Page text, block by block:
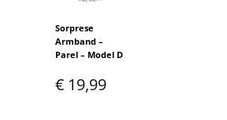
Sorprese
Armband –
Parel – Model D
€ 19,99